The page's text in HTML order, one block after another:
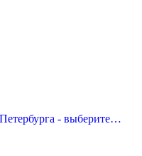
- выберите…